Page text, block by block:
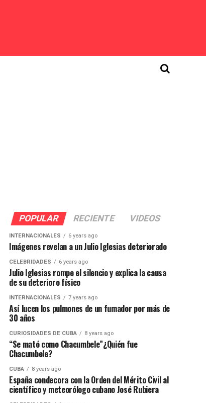
POPULAR RECIENTE VIDEOS
INTERNACIONALES 6 years ago
Imágenes revelan a un Julio Iglesias deteriorado
CELEBRIDADES 6 years ago
Julio Iglesias rompe el silencio y explica la causa
de su deterioro físico
INTERNACIONALES 7 years ago
Así lucen los pulmones de un fumador por más de
30 años
CURIOSIDADES DE CUBA 8 years ago
“Se mató como Chacumbele”¿Quién fue
Chacumbele?
CUBA 8 years ago
España condecora con la Orden del Mérito Civil al
científico y meteorólogo cubano José Rubiera